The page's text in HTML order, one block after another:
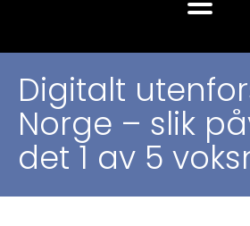
Digitalt
Norge – slik
det 1 av 5